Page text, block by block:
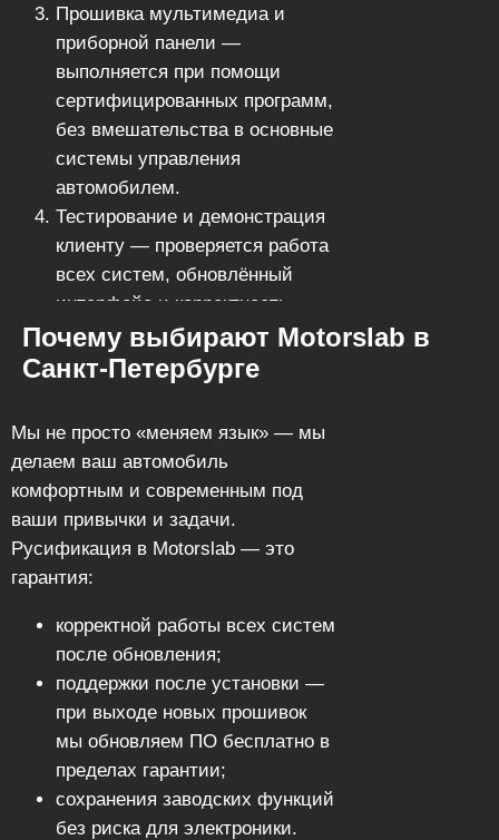
Прошивка мультимедиа и
приборной панели —
выполняется при помощи
сертифицированных программ,
без вмешательства в основные
системы управления
автомобилем.
Тестирование и демонстрация
клиенту — проверяется работа
всех систем, обновлённый
интерфейс и корректность
русского языка.
Вы получаете автомобиль,
полностью адаптированный под
русским меню, навигацией и
Почему выбирают Motorslab в
Санкт‑Петербурге
Мы не просто «меняем язык» — мы
делаем ваш автомобиль
комфортным и современным под
ваши привычки и задачи.
Русификация в Motorslab — это
гарантия:
корректной работы всех систем
после обновления;
поддержки после установки —
при выходе новых прошивок
мы обновляем ПО бесплатно в
пределах гарантии;
сохранения заводских функций
без риска для электроники.